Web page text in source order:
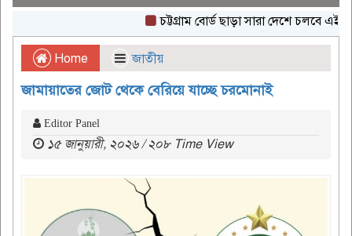
চট্টগ্রাম বোর্ড ছাড়া সারা দেশে চলবে
Home জাতীয়
জামায়াতের জোট থেকে বেরিয়ে যাচ্ছে চরমোনাই
Editor Panel
১৫ জানুয়ারী, ২০২৬ / ২০৮ Time View